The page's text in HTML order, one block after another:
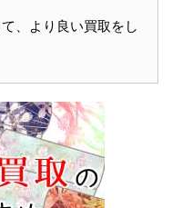
、より良い買取をし